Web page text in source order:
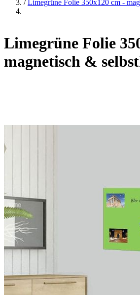
/ Limegrüne Folie 350x120 cm -
Limegrüne Folie
magnetisch &